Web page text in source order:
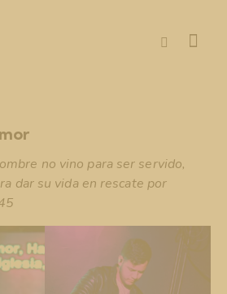
no vino para ser servido,
dar su vida en rescate por